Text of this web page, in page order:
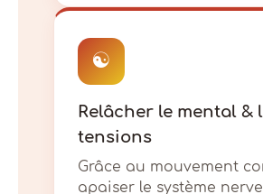
☯
Relâcher le mental &
tensions
Grâce au mouvement
apaiser le système